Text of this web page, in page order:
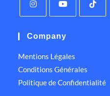
Company
Mentions Légales
Conditions Générales
Politique de Confidentialité